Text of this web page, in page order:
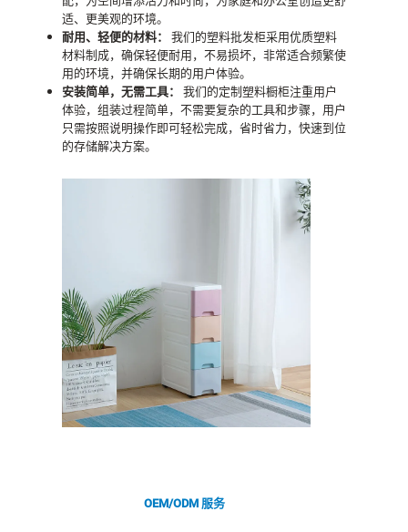
适、更美观的环境。
耐用、轻便的材料： 我们的塑料批发柜采用优质塑料
材料制成，确保轻便耐用，不易损坏，非常适合频繁使
用的环境，并确保长期的用户体验。
安装简单，无需工具： 我们的定制塑料橱柜注重用户
体验，组装过程简单，不需要复杂的工具和步骤，用户
只需按照说明操作即可轻松完成，省时省力，快速到位
的存储解决方案。
OEM/ODM 服务